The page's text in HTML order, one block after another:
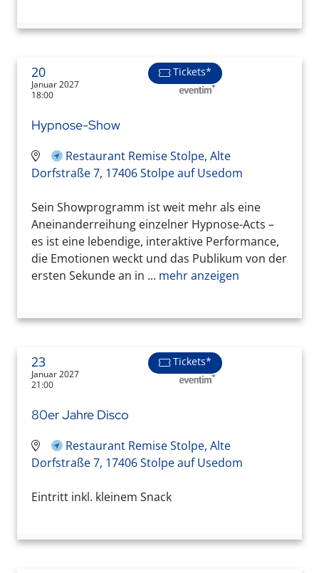
20
Januar 2027
18:00
Tickets*
Hypnose-Show
Restaurant Remise Stolpe, Alte
Dorfstraße 7, 17406 Stolpe auf Usedom
Sein Showprogramm ist weit mehr als eine
Aneinanderreihung einzelner Hypnose-Acts –
es ist eine lebendige, interaktive Performance,
die Emotionen weckt und das Publikum von der
ersten Sekunde an in ... mehr anzeigen
23
Januar 2027
21:00
Tickets*
80er Jahre Disco
Restaurant Remise Stolpe, Alte
Dorfstraße 7, 17406 Stolpe auf Usedom
Eintritt inkl. kleinem Snack